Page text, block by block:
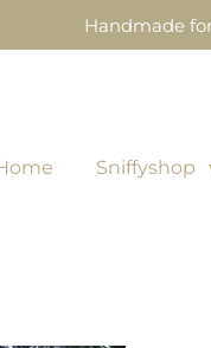
Handmade
Sniffyshop